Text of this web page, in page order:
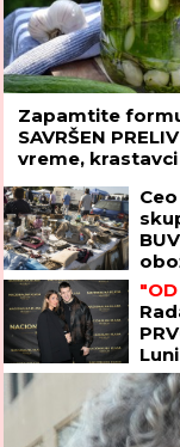
Zapamtite
SAVRŠEN
vreme,
mi